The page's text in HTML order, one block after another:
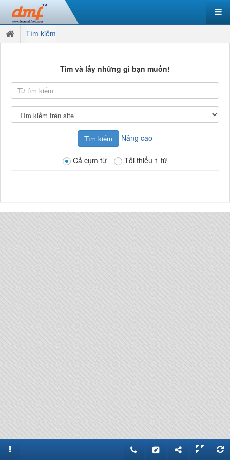
Tìm kiếm
Tìm và lấy những gì bạn muốn!
tìm
kiếm
kiếm
tại
Nâng cao
Cả cụm từ Tối thiểu 1 từ